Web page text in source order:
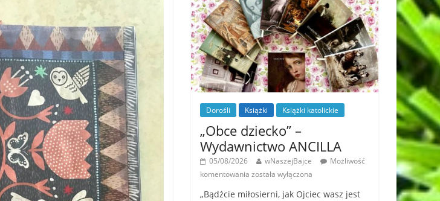
Dorośli Książki Książki katolickie
„Obce dziecko” –
Wydawnictwo ANCILLA
05/08/2026 wNaszejBajce
Możliwość
komentowania została wyłączona
„Bądźcie miłosierni, jak Ojciec wasz jest